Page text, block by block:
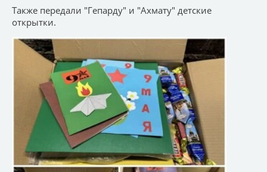
Также передали "Гепарду" и "Ахмату" детские
открытки.